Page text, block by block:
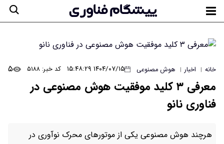
خانه | اخبار | هوش مصنوعی ۱۴۰۴/۰۷/۱۵ ۱۵:۴۸:۲۹ کد خبر: ۵۱۸۸ ۵
معرفی ۳ کلید موفقیت هوش مصنوعی در
فناوری نانو
هرچند هوش مصنوعی یکی از موتورهای محرک نوآوری در